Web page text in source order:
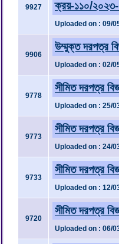
9927 ক্রয়-১১০/
Uploaded on : 09/
9906
উম্মুক্ত দরপত্র
Uploaded on : 02/
9778
সীমিত দরপত্র
Uploaded on : 25/
9773
সীমিত দরপত্র
Uploaded on : 24/
9733
সীমিত দরপত্র
Uploaded on : 12/
9720
সীমিত দরপত্র
Uploaded on : 06/